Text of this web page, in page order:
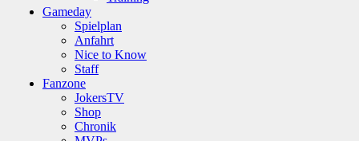
Gameday
Spielplan
Anfahrt
Nice to Know
Staff
Fanzone
JokersTV
Shop
Chronik